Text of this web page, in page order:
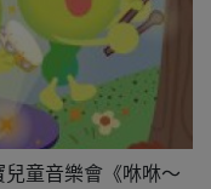
童音樂會《咻咻～